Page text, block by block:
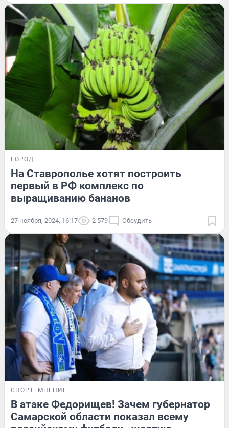
ГОРОД
На Ставрополье хотят построить
первый в РФ комплекс по
выращиванию бананов
27 ноября, 2024, 16:17 2 579 Обсудить
СПОРТ МНЕНИЕ
В атаке Федорищев! Зачем губернатор
Самарской области показал всему